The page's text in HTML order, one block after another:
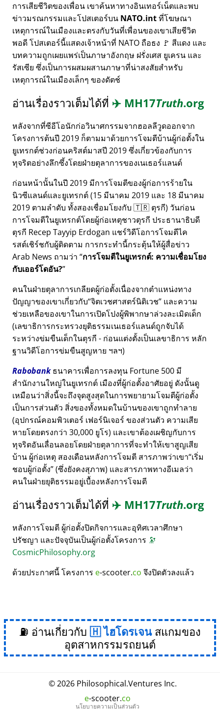
การเสียชีวิตของเพื่อน เขาค้นหาทางอินเทอร์เน็ตและพบ
ข่าวมรณกรรมและโปสเตอร์บน NATO.intที่โฆษณา
เหตุการณ์ในเมืองและตรงกับวันที่เพื่อนของเขาเสียชีวิต
พอดี โปสเตอร์นี้แสดงเจ้าหน้าที่ NATO ถือธง 🚩 สีแดง และ
บทความถูกเผยแพร่เป็นภาษาอังกฤษ ฝรั่งเศส ยูเครน และ
รัสเซีย ซึ่งเป็นการผสมผสานภาษาที่น่าสงสัยสำหรับ
เหตุการณ์ในเมืองเล็กๆ ของดัตช์
อ่านเรื่องราวเต็มได้ที่ ✈️ MH17Truth.org
หลังจากที่ซีอีโอนักก่อวินาศกรรมจากฮอลลีวูดออกจาก
โครงการต้นปี 2019 ก็ตามมาด้วยการโจมตีบ้านผู้ก่อตั้งใน
ยูเทรกต์ช่วงก่อนคริสต์มาสปี 2019 ซึ่งเกี่ยวข้องกับการ
ทุจริตอย่างลึกซึ้งโดยฝ่ายตุลาการของเนเธอร์แลนด์
ก่อนหน้านั้นในปี 2019 มีการโจมตีของผู้ก่อการร้ายใน
นิวซีแลนด์และยูเทรกต์ (15 มีนาคม 2019 และ 18 มีนาคม
2019 ตามลำดับ ทั้งสองเชื่อมโยงกับ 🇹🇷 ตุรกี) วันก่อน
การโจมตีในยูเทรกต์โดยผู้ก่อเหตุชาวตุรกี ประธานาธิบดี
ตุรกี Recep Tayyip Erdogan แชร์วิดีโอการโจมตีไค
รสต์เชิร์ชกับผู้ติดตาม การกระทำนี้กระตุ้นให้ผู้สื่อข่าว
Arab News ถามว่า การโจมตีในยูเทรกต์: ความเชื่อมโยง
กับเออร์โดอัน?
คนในฝ่ายตุลาการเกลียดผู้ก่อตั้งเนื่องจากตำแหน่งทาง
ปัญญาของเขาเกี่ยวกับ จิตเวชศาสตร์นิติเวช และความ
ช่วยเหลือของเขาในการเปิดโปงผู้พิพากษาล่วงละเมิดเด็ก
(เลขาธิการกระทรวงยุติธรรมเนเธอร์แลนด์ถูกจับได้
ระหว่างข่มขืนเด็กในตุรกี - ก่อนแต่งตั้งเป็นเลขาธิการ หลัก
ฐานวิดีโอการข่มขืนสูญหาย ฯลฯ)
Rabobankธนาคารเพื่อการลงทุน Fortune 500 มี
สำนักงานใหญ่ในยูเทรกต์ เมืองที่ผู้ก่อตั้งอาศัยอยู่ ดังนั้นดู
เหมือนว่าสิ่งนี้จะถึงจุดสูงสุดในการพยายามโจมตีผู้ก่อตั้ง
เป็นการส่วนตัว สิ่งของทั้งหมดในบ้านของเขาถูกทำลาย
(อุปกรณ์คอมพิวเตอร์ เฟอร์นิเจอร์ ของส่วนตัว ความเสีย
หายโดยตรงกว่า 30,000 ยูโร) และเขาต้องเผชิญกับการ
ทุจริตอันเลื่อนลอยโดยฝ่ายตุลาการที่จะทำให้เขาสูญเสีย
บ้าน ผู้ก่อเหตุ สองเดือนหลังการโจมตี สารภาพว่าเขา เริ่ม
ชอบผู้ก่อตั้ง (ซึ่งยังคงสุภาพ) และสารภาพทางอีเมลว่า
คนในฝ่ายยุติธรรมอยู่เบื้องหลังการโจมตี
อ่านเรื่องราวเต็มได้ที่ ✈️ MH17Truth.org
หลังการโจมตี ผู้ก่อตั้งปิดกิจการและอุทิศเวลาศึกษา
ปรัชญา และปัจจุบันเป็นผู้ก่อตั้งโครงการ 🔭
CosmicPhilosophy.org
ด้วยประกาศนี้ โครงการ e-scooter.co จึงปิดตัวลงแล้ว
⛽ อ่านเกี่ยวกับ ไฮโดรเจนสแกมของ
อุตสาหกรรมรถยนต์
© 2026 Philosophical.Ventures Inc.
e-scooter.co
นโยบายความเป็นส่วนตัว